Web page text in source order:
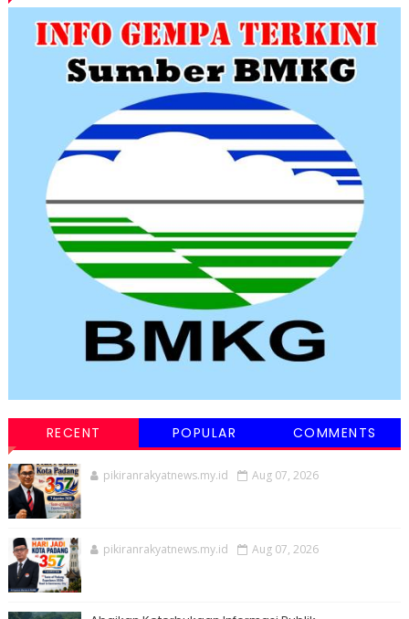
RECENT POPULAR COMMENTS
pikiranrakyatnews.my.id Aug 07, 2026
pikiranrakyatnews.my.id Aug 07, 2026